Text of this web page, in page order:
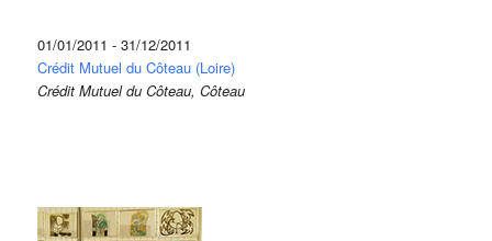
01/01/2011 - 31/12/2011
Crédit Mutuel du Côteau (Loire)
Crédit Mutuel du Côteau, Côteau